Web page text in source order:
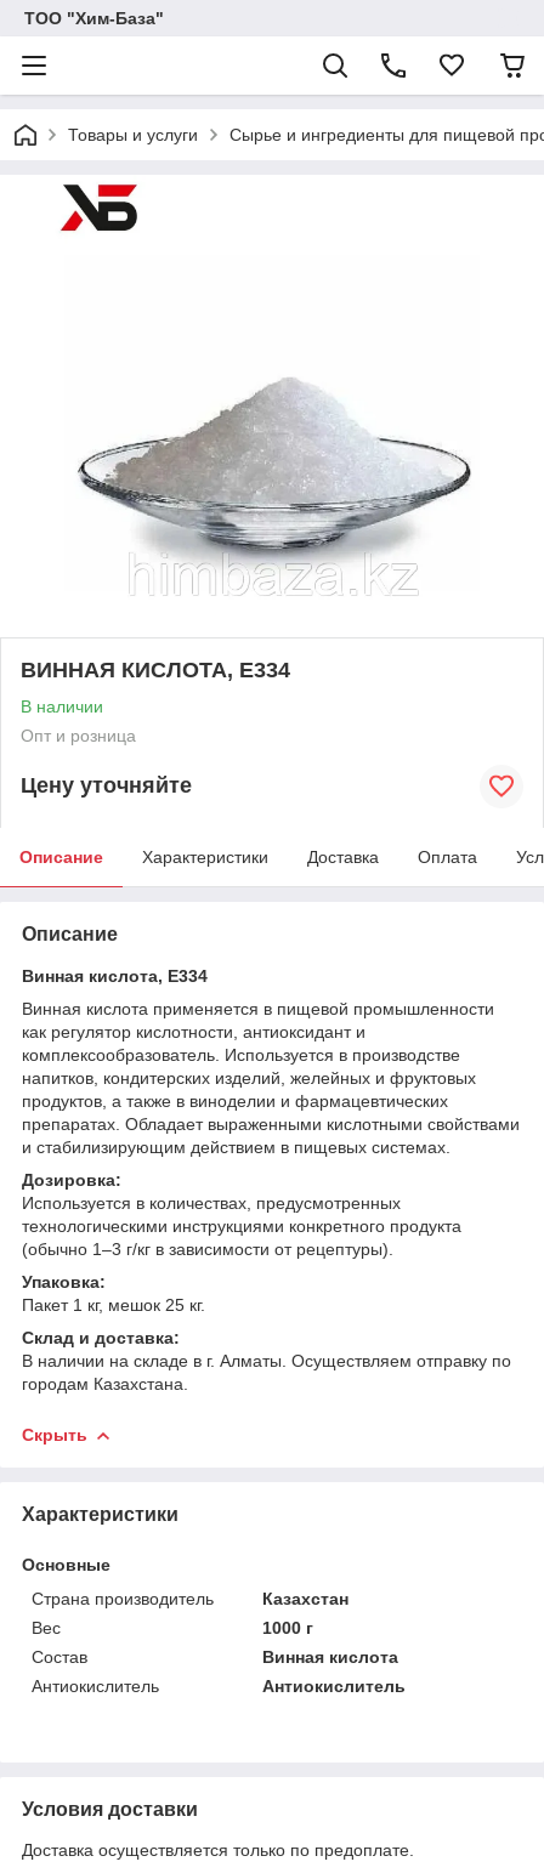
ТОО "Хим-База"
Товары и услуги Сырье и ингредиенты для пищевой
ВИННАЯ КИСЛОТА, Е334
В наличии
Опт и розница
Цену уточняйте
Описание Характеристики Доставка Оплата
Описание
Винная кислота, Е334
Винная кислота применяется в пищевой промышленности
как регулятор кислотности, антиоксидант и
комплексообразователь. Используется в производстве
напитков, кондитерских изделий, желейных и фруктовых
продуктов, а также в виноделии и фармацевтических
препаратах. Обладает выраженными кислотными свойствами
и стабилизирующим действием в пищевых системах.
Дозировка:
Используется в количествах, предусмотренных
технологическими инструкциями конкретного продукта
(обычно 1–3 г/кг в зависимости от рецептуры).
Упаковка:
Пакет 1 кг, мешок 25 кг.
Склад и доставка:
В наличии на складе в г. Алматы. Осуществляем отправку по
городам Казахстана.
Скрыть
Характеристики
Основные
Страна производитель
Казахстан
Вес
1000 г
Состав
Винная кислота
Антиокислитель
Антиокислитель
Условия доставки
Доставка осуществляется только по предоплате.